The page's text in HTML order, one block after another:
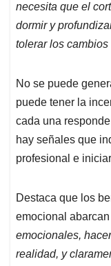
necesita que el
dormir y
tolerar los cambios
No se puede
puede tener la
cada una
hay señales que
profesional e
Destaca que los
emocional abarcan
emocionales,
realidad, y